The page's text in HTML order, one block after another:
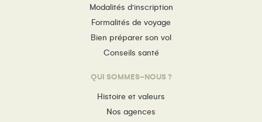
Modalités d’inscription
Formalités de voyage
Bien préparer son vol
Conseils santé
QUI SOMMES-NOUS ?
Histoire et valeurs
Nos agences